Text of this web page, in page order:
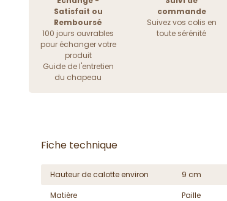
Satisfait ou
Remboursé
100 jours ouvrables
pour échanger votre
produit
Guide de l'entretien
du chapeau
commande
Suivez vos colis en
toute sérénité
Fiche technique
Hauteur de calotte environ
9 cm
Matière
Paille